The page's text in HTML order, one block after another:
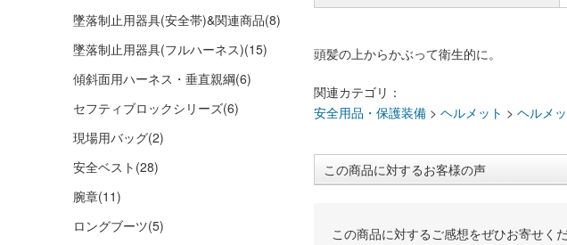
墜落制止用器具(安全帯)&関連商品(8)
墜落制止用器具(フルハーネス)(15)
傾斜面用ハーネス・垂直親綱(6)
セフティブロックシリーズ(6)
現場用バッグ(2)
安全ベスト (28)
腕章(11)
ロングブーツ(5)
頭髪の上からかぶって衛生的に。
関連カテゴリ：
安全用品・保護装備 > ヘルメット > ヘルメ
この商品に対するお客様の声
この商品に対するご感想をぜひお寄せくだ